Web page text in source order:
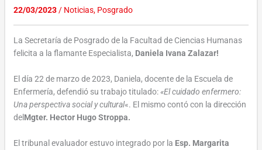
22/03/2023/ Noticias, Posgrado
La Secretaría de Posgrado de la Facultad de Ciencias Humanas
felicita a la flamante Especialista, Daniela Ivana Zalazar!
El día 22 de marzo de 2023, Daniela, docente de la Escuela de
Enfermería, defendió su trabajo titulado:«El cuidado enfermero:
Una perspectiva social y cultural«. El mismo contó con la dirección
del Mgter. Hector Hugo Stroppa.
El tribunal evaluador estuvo integrado por la Esp. Margarita